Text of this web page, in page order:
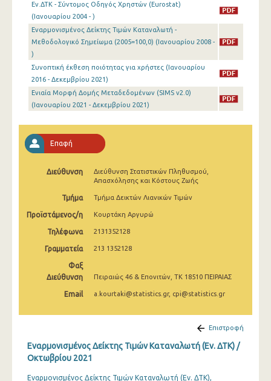
Σεπτεμβρίου 2025
Αυγούστου 2025
Ιουνίου 2025
Μαΐου 2025
Μαρτίου 2025
Ιανουαρίου 2025
Νοεμβρίου 2024
Οκτωβρίου 2024
Σεπτεμβρίου 2024
Αυγούστου 2024
Ιουλίου 2024
Μαΐου 2024
Εν.ΔΤΚ - Σύντομος Οδηγός Χρηστών (Eurostat)
(Ιανουαρίου 2004 - )
Εναρμονισμένος Δείκτης Τιμών Καταναλωτή -
Μεθοδολογικό Σημείωμα (2005=100,0) (Ιανουαρίου 2008 -
)
Συνοπτική έκθεση ποιότητας για χρήστες (Ιανουαρίου
2016 - Δεκεμβρίου 2021)
Ενιαία Μορφή Δομής Μεταδεδομένων (SIMS v2.0)
(Ιανουαρίου 2021 - Δεκεμβρίου 2021)
Επαφή
Διεύθυνση
Διεύθυνση Στατιστικών Πληθυσμού,
Απασχόλησης και Κόστους Ζωής
Τμήμα Τμήμα Δεικτών Λιανικών Τιμών
Προϊστάμενος/η Κουρτάκη Αργυρώ
Τηλέφωνα 2131352128
Γραμματεία 213 1352128
Φαξ
Διεύθυνση
Πειραιώς 46 & Επονιτών, ΤΚ 18510 ΠΕΙΡΑΙΑΣ
Email a.kourtaki@statistics.gr, cpi@statistics.gr
Επιστροφή
Εναρμονισμένος Δείκτης Τιμών Καταναλωτή (Εν. ΔΤΚ) /
Οκτωβρίου 2021
Εναρμονισμένος Δείκτης Τιμών Καταναλωτή (Εν. ΔΤΚ),